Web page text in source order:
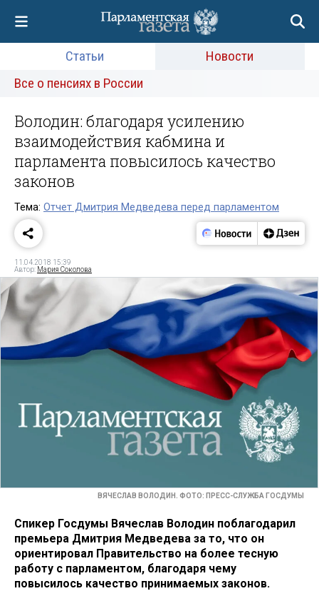
Статьи
Новости
Все о пенсиях в России
Володин: благодаря усилению
взаимодействия кабмина и
парламента повысилось качество
законов
Тема: Отчет Дмитрия Медведева перед парламентом
11.04.2018 15:39
Автор: Мария Соколова
ВЯЧЕСЛАВ ВОЛОДИН. ФОТО: ПРЕСС-СЛУЖБА ГОСДУМЫ
Спикер Госдумы Вячеслав Володин поблагодарил
премьера Дмитрия Медведева за то, что он
ориентировал Правительство на более тесную
работу с парламентом, благодаря чему
повысилось качество принимаемых законов.